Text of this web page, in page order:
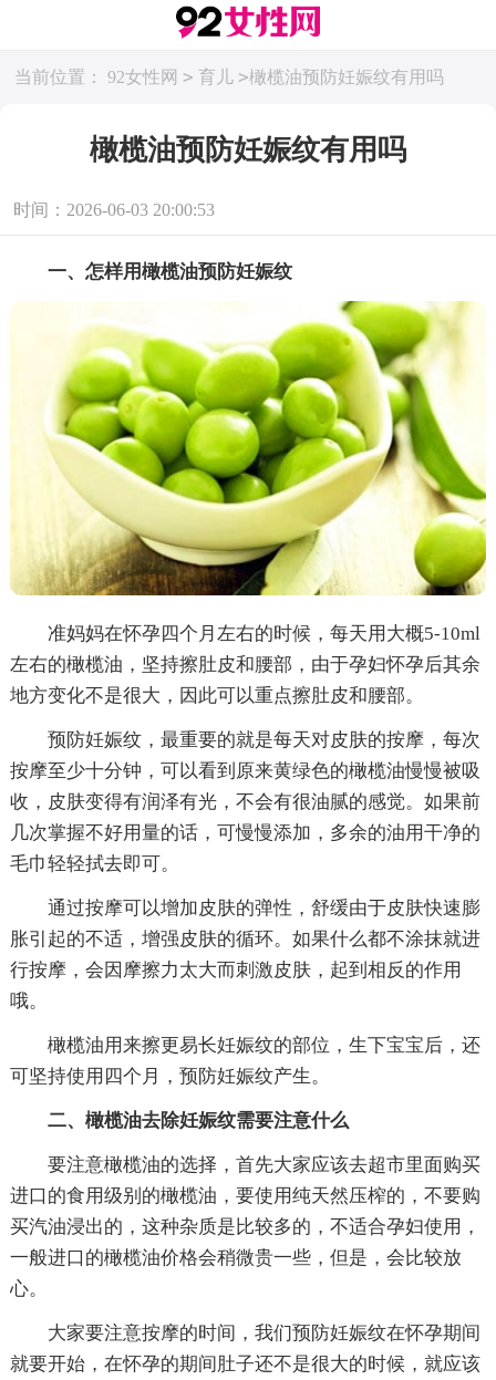
当前位置： 92女性网 > 育儿 >橄榄油预防妊娠纹有用吗
橄榄油预防妊娠纹有用吗
时间：2026-06-03 20:00:53
一、怎样用橄榄油预防妊娠纹
准妈妈在怀孕四个月左右的时候，每天用大概5-10ml
左右的橄榄油，坚持擦肚皮和腰部，由于孕妇怀孕后其余
地方变化不是很大，因此可以重点擦肚皮和腰部。
预防妊娠纹，最重要的就是每天对皮肤的按摩，每次
按摩至少十分钟，可以看到原来黄绿色的橄榄油慢慢被吸
收，皮肤变得有润泽有光，不会有很油腻的感觉。如果前
几次掌握不好用量的话，可慢慢添加，多余的油用干净的
毛巾轻轻拭去即可。
通过按摩可以增加皮肤的弹性，舒缓由于皮肤快速膨
胀引起的不适，增强皮肤的循环。如果什么都不涂抹就进
行按摩，会因摩擦力太大而刺激皮肤，起到相反的作用
哦。
橄榄油用来擦更易长妊娠纹的部位，生下宝宝后，还
可坚持使用四个月，预防妊娠纹产生。
二、橄榄油去除妊娠纹需要注意什么
要注意橄榄油的选择，首先大家应该去超市里面购买
进口的食用级别的橄榄油，要使用纯天然压榨的，不要购
买汽油浸出的，这种杂质是比较多的，不适合孕妇使用，
一般进口的橄榄油价格会稍微贵一些，但是，会比较放
心。
大家要注意按摩的时间，我们预防妊娠纹在怀孕期间
就要开始，在怀孕的期间肚子还不是很大的时候，就应该